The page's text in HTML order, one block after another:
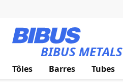
BIBUS METALS
Tôles Barres Tubes